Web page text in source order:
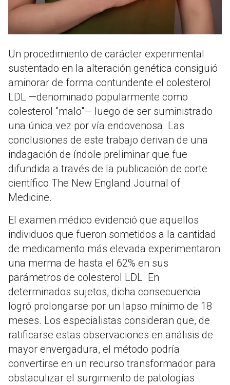
Un procedimiento de carácter experimental
sustentado en la alteración genética consiguió
aminorar de forma contundente el colesterol
LDL —denominado popularmente como
colesterol "malo"— luego de ser suministrado
una única vez por vía endovenosa. Las
conclusiones de este trabajo derivan de una
indagación de índole preliminar que fue
difundida a través de la publicación de corte
científico The New England Journal of
Medicine.
El examen médico evidenció que aquellos
individuos que fueron sometidos a la cantidad
de medicamento más elevada experimentaron
una merma de hasta el 62% en sus
parámetros de colesterol LDL. En
determinados sujetos, dicha consecuencia
logró prolongarse por un lapso mínimo de 18
meses. Los especialistas consideran que, de
ratificarse estas observaciones en análisis de
mayor envergadura, el método podría
convertirse en un recurso transformador para
obstaculizar el surgimiento de patologías